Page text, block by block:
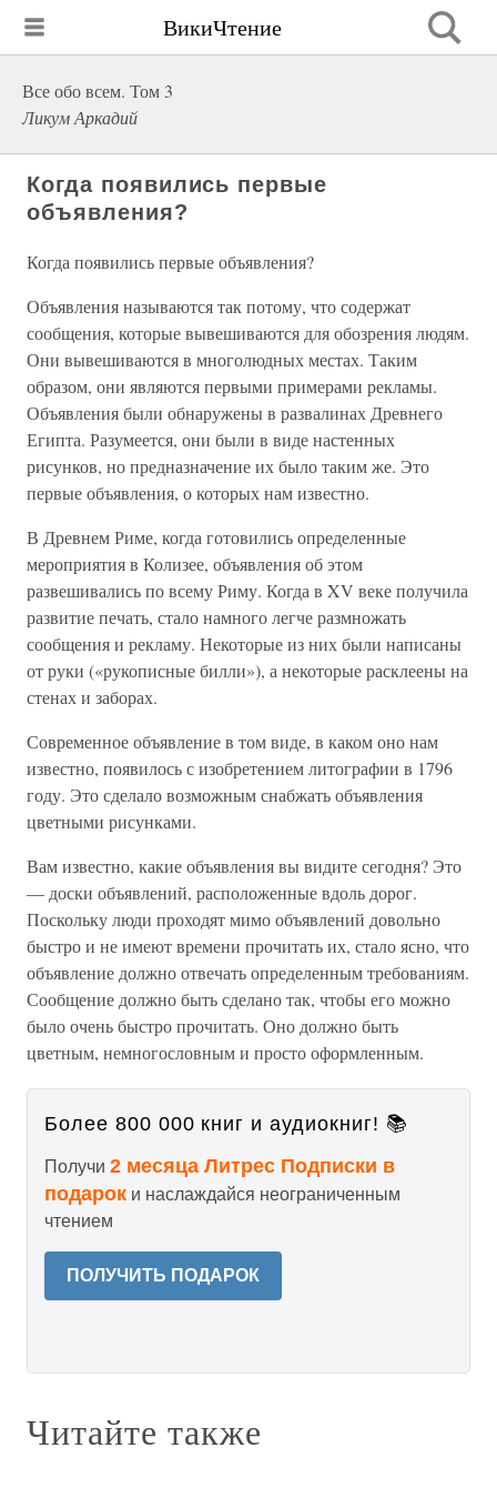
ВикиЧтение
Все обо всем. Том 3
Ликум Аркадий
Когда появились первые
объявления?
Когда появились первые объявления?
Объявления называются так потому, что содержат
сообщения, которые вывешиваются для обозрения людям.
Они вывешиваются в многолюдных местах. Таким
образом, они являются первыми примерами рекламы.
Объявления были обнаружены в развалинах Древнего
Египта. Разумеется, они были в виде настенных
рисунков, но предназначение их было таким же. Это
первые объявления, о которых нам известно.
В Древнем Риме, когда готовились определенные
мероприятия в Колизее, объявления об этом
развешивались по всему Риму. Когда в XV веке получила
развитие печать, стало намного легче размножать
сообщения и рекламу. Некоторые из них были написаны
от руки («рукописные билли»), а некоторые расклеены на
стенах и заборах.
Современное объявление в том виде, в каком оно нам
известно, появилось с изобретением литографии в 1796
году. Это сделало возможным снабжать объявления
цветными рисунками.
Вам известно, какие объявления вы видите сегодня? Это
— доски объявлений, расположенные вдоль дорог.
Поскольку люди проходят мимо объявлений довольно
быстро и не имеют времени прочитать их, стало ясно, что
объявление должно отвечать определенным требованиям.
Сообщение должно быть сделано так, чтобы его можно
было очень быстро прочитать. Оно должно быть
цветным, немногословным и просто оформленным.
Более 800 000 книг и аудиокниг! 📚
Получи 2 месяца Литрес Подписки в
подарок и наслаждайся неограниченным
чтением
ПОЛУЧИТЬ ПОДАРОК
Читайте также